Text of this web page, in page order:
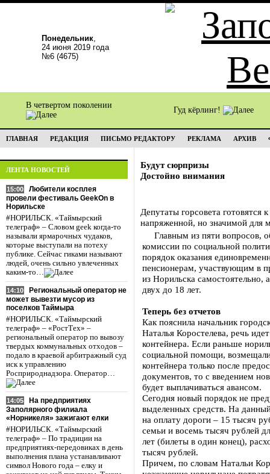
Понедельник,
24 июня 2019 года
№6 (4675)
В четвертом поколении
Гуд кёрлинг!
ГЛАВНАЯ РЕДАКЦИЯ ПИСЬМО РЕДАКТОРУ РЕКЛАМА АРХИВ
ЛЕНТА НОВОСТЕЙ
15:00
Любители косплея
провели фестиваль GeekOn в
Норильске
#НОРИЛЬСК. «Таймырский
телеграф» – Словом geek когда-то
называли ярмарочных чудаков,
которые выступали на потеху
публике. Сейчас гиками называют
людей, очень сильно увлеченных
каким-то…
14:10
Региональный оператор не
может вывезти мусор из
поселков Таймыра
#НОРИЛЬСК. «Таймырский
телеграф» – «РостТех» –
региональный оператор по вывозу
твердых коммунальных отходов –
подало в краевой арбитражный суд
иск к управлению
Росприроднадзора. Оператор…
14:05
На предприятиях
Заполярного филиала
«Норникеля» зажигают елки
#НОРИЛЬСК. «Таймырский
телеграф» – По традиции на
предприятиях-передовиках в день
выполнения плана устанавливают
символ Нового года – елку и
Будут сюрпризы
Достойно внимания
Депутаты горсовета готовятся
напряженной, но значимой для
Главным из пяти вопросов,
комиссии по социальной
порядок оказания
пенсионерам, участвующим в
из Норильска самостоятельно,
двух до 18 лет.
Теперь без отчетов
Как пояснила начальник
Наталья Коростелева, речь
контейнера. Если раньше
социальной помощи,
контейнера только после
документов, то с введением
будет выплачиваться авансом.
Сегодня новый порядок не
выделенных средств. На
на оплату дороги – 15 тысяч
семьи и восемь тысяч рублей
лет (билеты в один конец),
тысяч рублей.
Причем, по словам Натальи